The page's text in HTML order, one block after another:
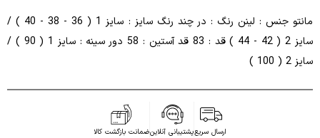
مانتو جنس : لینن رنگ : در چند رنگ سایز : سایز 1 ( 36 - 38 - 40 ) /
سایز 2 ( 42 - 44 ) قد : 83 قد آستین : 58 دور سینه : سایز 1 ( 90 ) /
سایز 2 ( 100 )
ارسال سریعپشتیبانی آنلاینضمانت بازگشت کالا